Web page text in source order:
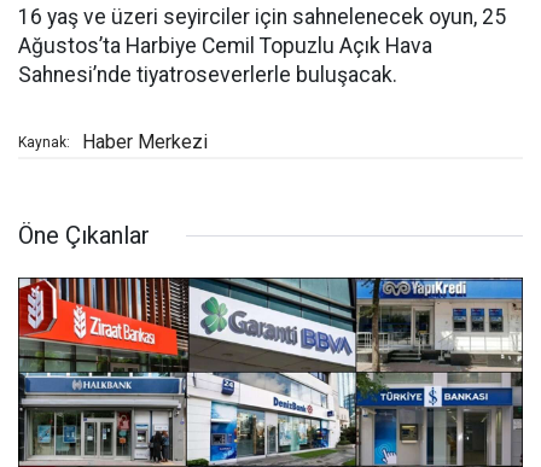
16 yaş ve üzeri seyirciler için sahnelenecek oyun, 25
Ağustos’ta Harbiye Cemil Topuzlu Açık Hava
Sahnesi’nde tiyatroseverlerle buluşacak.
Kaynak: Haber Merkezi
Öne Çıkanlar